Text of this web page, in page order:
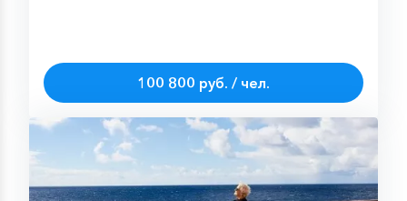
100 800 руб. / чел.